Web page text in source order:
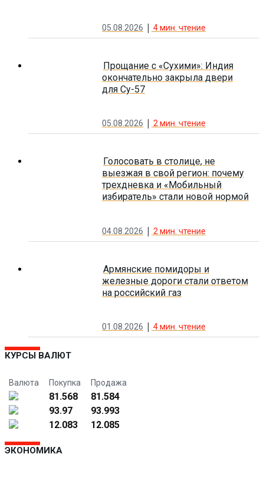
05.08.2026 4мин. чтение
Прощание с «Сухими»: Индия
окончательно закрыла двери
для Су-57
05.08.2026 2 мин. чтение
Голосовать в столице, не
выезжая в свой регион: почему
трехдневка и «Мобильный
избиратель» стали новой нормой
04.08.2026 2 мин. чтение
Армянские помидоры и
железные дороги стали ответом
на российский газ
01.08.2026 4мин. чтение
КУРСЫ ВАЛЮТ
Валюта Покупка Продажа
81.568
81.584
93.97
93.993
12.083
12.085
ЭКОНОМИКА